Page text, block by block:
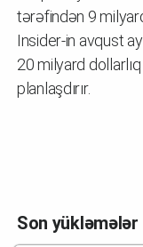
tərəfindən 9
Insider-in avqust
20 milyard
planlaşdırır.
Son yükləmələr